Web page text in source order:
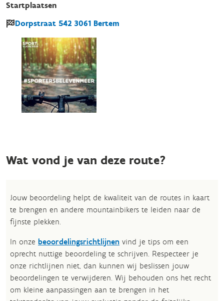
Startplaatsen
Dorpstraat 542 3061 Bertem
Wat vond je van deze route?
Jouw beoordeling helpt de kwaliteit van de routes in kaart
te brengen en andere mountainbikers te leiden naar de
fijnste plekken.
In onze beoordelingsrichtlijnen vind je tips om een
oprecht nuttige beoordeling te schrijven. Respecteer je
onze richtlijnen niet, dan kunnen wij beslissen jouw
beoordelingen te verwijderen. Wij behouden ons het recht
om kleine aanpassingen aan te brengen in het